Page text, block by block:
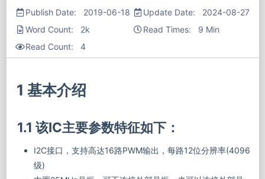
Publish Date: 2019-06-18
Update Date: 2024-08-27
Word Count: 2k
Read Times: 9 Min
Read Count: 4
1 基本介绍
1.1 该IC主要参数特征如下：
I2C接口，支持高达16路PWM输出，每路12位分辨率(4096
级)